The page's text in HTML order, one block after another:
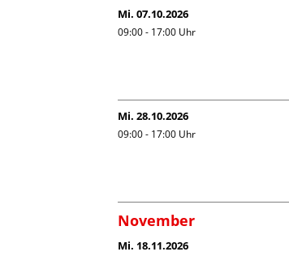
Mi. 07.10.2026
09:00 - 17:00 Uhr
Mi. 28.10.2026
09:00 - 17:00 Uhr
November
Mi. 18.11.2026